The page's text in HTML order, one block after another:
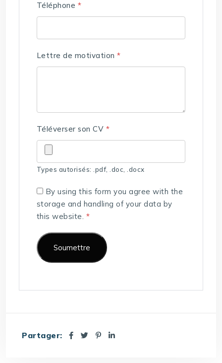
Téléphone *
Lettre de motivation*
Téléverser son CV *
Types autorisés: .pdf, .doc, .docx
By using this form you agree with the
storage and handling of your data by
this website. *
Partager: